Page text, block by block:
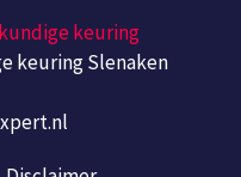
keuring
keuring Slenaken